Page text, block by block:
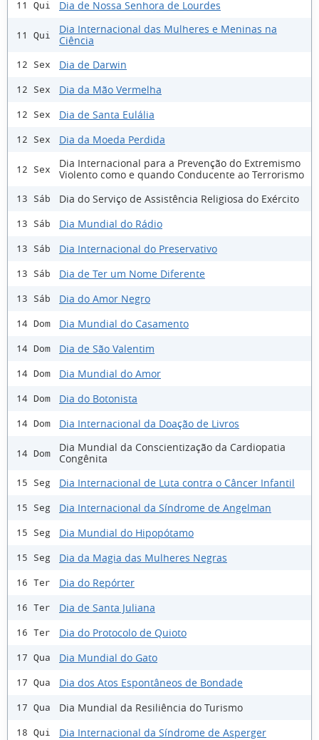
11 Qui Dia de Nossa Senhora de Lourdes
11 Qui
Dia Internacional das Mulheres e Meninas na
Ciência
12 Sex Dia de Darwin
12 Sex Dia da Mão Vermelha
12 Sex Dia de Santa Eulália
12 Sex Dia da Moeda Perdida
12 Sex
Dia Internacional para a Prevenção do Extremismo
Violento como e quando Conducente ao Terrorismo
13 Sáb Dia do Serviço de Assistência Religiosa do Exército
13 Sáb Dia Mundial do Rádio
13 Sáb Dia Internacional do Preservativo
13 Sáb Dia de Ter um Nome Diferente
13 Sáb Dia do Amor Negro
14 Dom Dia Mundial do Casamento
14 Dom Dia de São Valentim
14 Dom Dia Mundial do Amor
14 Dom Dia do Botonista
14 Dom Dia Internacional da Doação de Livros
14 Dom
Dia Mundial da Conscientização da Cardiopatia
Congênita
15 Seg Dia Internacional de Luta contra o Câncer Infantil
15 Seg Dia Internacional da Síndrome de Angelman
15 Seg Dia Mundial do Hipopótamo
15 Seg Dia da Magia das Mulheres Negras
16 Ter Dia do Repórter
16 Ter Dia de Santa Juliana
16 Ter Dia do Protocolo de Quioto
17 Qua Dia Mundial do Gato
17 Qua Dia dos Atos Espontâneos de Bondade
17 Qua Dia Mundial da Resiliência do Turismo
18 Qui Dia Internacional da Síndrome de Asperger